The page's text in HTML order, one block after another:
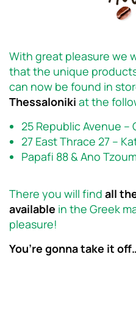
With great pleasure we
that the unique
can now be found in
Thessaloniki at the
25 Republic Avenue –
27 East Thrace 27 –
Papafi 88 & Ano
There you will find all
available in the Greek
pleasure!
You’re gonna take it